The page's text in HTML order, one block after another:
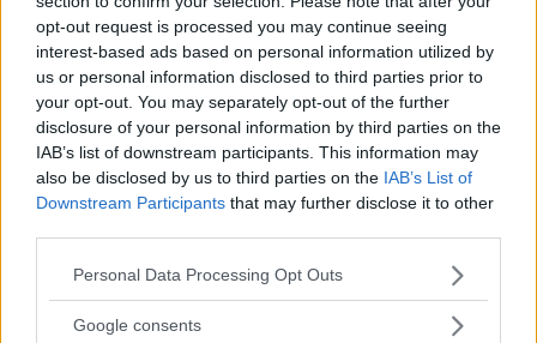
opt-out request is processed you may continue seeing
interest-based ads based on personal information utilized by
us or personal information disclosed to third parties prior to
your opt-out. You may separately opt-out of the further
disclosure of your personal information by third parties on the
IAB’s list of downstream participants. This information may
also be disclosed by us to third parties on the IAB’s List of
Downstream Participants that may further disclose it to other
Please note that this website/app uses one or more Google
not limited to your visit or usage behaviour. You may click to
Personal Data Processing Opt Outs
Google consents
WINNER- Noah Schnapp (Will Byers) –
Stranger Things
Talitha Bateman (Janice) –Annabelle:
Creation
Emily Blunt (Evelyn Abbott) –A Quiet
Place
Sophia Lillis (Beverly Marsh) –